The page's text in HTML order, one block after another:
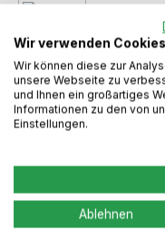
9,50 €
Preise inkl. MwSt.
Wir verwenden Cookies
Wir können diese zur
unsere Webseite zu
und Ihnen ein großartiges
Informationen zu den von
Einstellungen.
Ablehnen